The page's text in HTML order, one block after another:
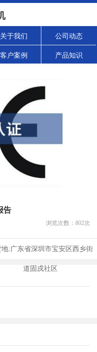
关于我们 公司动态
客户案例 产品知识
告
浏览次数： 802次
地:广东省深圳市宝安区西乡街
道固戍社区